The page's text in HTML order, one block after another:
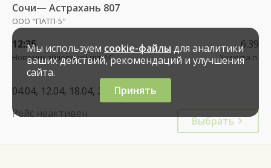
Сочи— Астрахань 807
ООО "ПАТП-5"
12:35
Новомихайловский пгт АС
6:39
Хулхута п.
04.04, 12.04, 18.04, 26.04, 02.05
Рейс неактивен
Выбрать
Мы используем cookie-файлы для аналитики
ваших действий, рекомендаций и улучшения
сайта.
Принять